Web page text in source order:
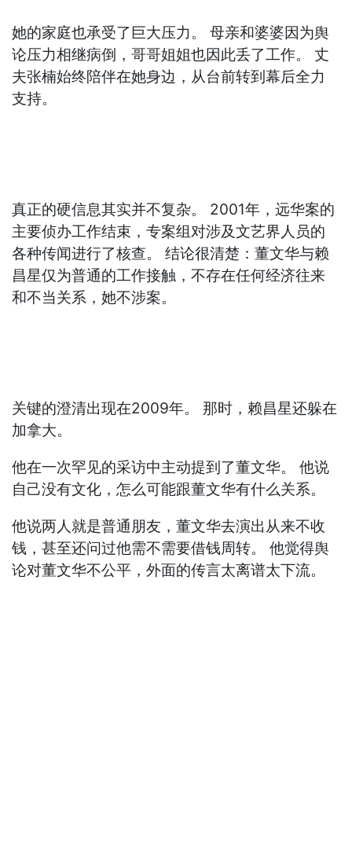
她的家庭也承受了巨大压力。 母亲和婆婆因为舆
论压力相继病倒，哥哥姐姐也因此丢了工作。 丈
夫张楠始终陪伴在她身边，从台前转到幕后全力
支持。
真正的硬信息其实并不复杂。 2001年，远华案的
主要侦办工作结束，专案组对涉及文艺界人员的
各种传闻进行了核查。 结论很清楚：董文华与赖
昌星仅为普通的工作接触，不存在任何经济往来
和不当关系，她不涉案。
关键的澄清出现在2009年。 那时，赖昌星还躲在
加拿大。
他在一次罕见的采访中主动提到了董文华。 他说
自己没有文化，怎么可能跟董文华有什么关系。
他说两人就是普通朋友，董文华去演出从来不收
钱，甚至还问过他需不需要借钱周转。 他觉得舆
论对董文华不公平，外面的传言太离谱太下流。